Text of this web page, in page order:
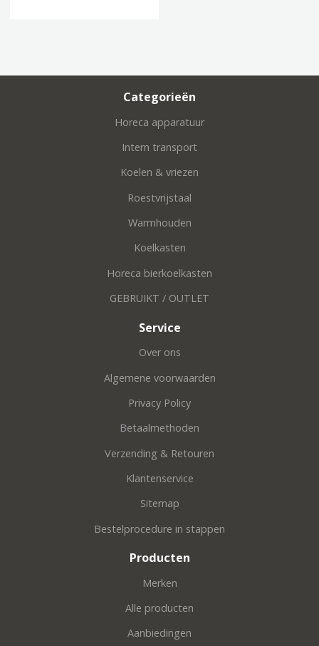
Categorieën
Horeca apparatuur
Intern transport
Koelen & vriezen
Roestvrijstaal
Warmhouden
Koelkasten
Horeca bierkoelkasten
GEBRUIKT / OUTLET
Service
Over ons
Algemene voorwaarden
Privacy Policy
Betaalmethoden
Verzending & Retouren
Klantenservice
Sitemap
Bestelprocedure in stappen
Producten
Merken
Alle producten
Aanbiedingen